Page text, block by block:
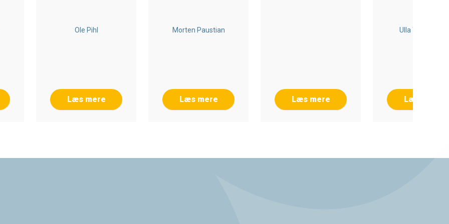
Ole Pihl
Læs mere
Morten Paustian
Læs mere Læs mere
Ulla Thøgersen
Læs mere